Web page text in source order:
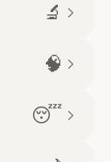
🔬
🧠
😴